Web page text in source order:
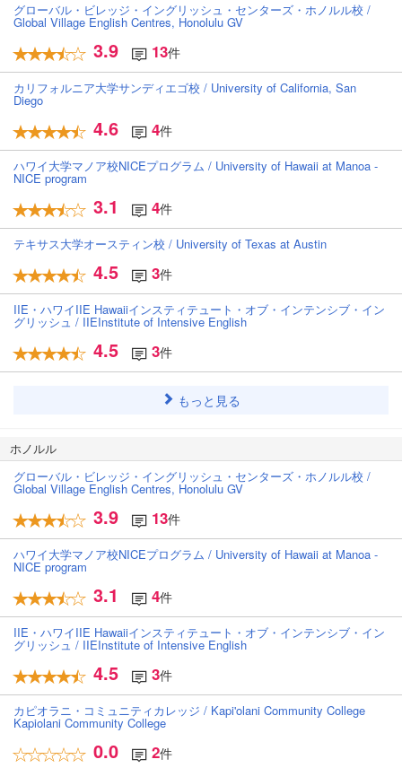
グローバル・ビレッジ・イングリッシュ・センターズ・ホノルル校 /
Global Village English Centres, Honolulu GV
3.9 13件
カリフォルニア大学サンディエゴ校 / University of California, San
Diego
4.6 4件
ハワイ大学マノア校NICEプログラム / University of Hawaii at Manoa -
NICE program
3.1 4件
テキサス大学オースティン校 / University of Texas at Austin
4.5 3件
IIE・ハワイIIE Hawaiiインスティテュート・オブ・インテンシブ・イン
グリッシュ / IIEInstitute of Intensive English
4.5 3件
もっと見る
ホノルル
グローバル・ビレッジ・イングリッシュ・センターズ・ホノルル校 /
Global Village English Centres, Honolulu GV
3.9 13件
ハワイ大学マノア校NICEプログラム / University of Hawaii at Manoa -
NICE program
3.1 4件
IIE・ハワイIIE Hawaiiインスティテュート・オブ・インテンシブ・イン
グリッシュ / IIEInstitute of Intensive English
4.5 3件
カピオラニ・コミュニティカレッジ / Kapi'olani Community College
Kapiolani Community College
0.0 2件